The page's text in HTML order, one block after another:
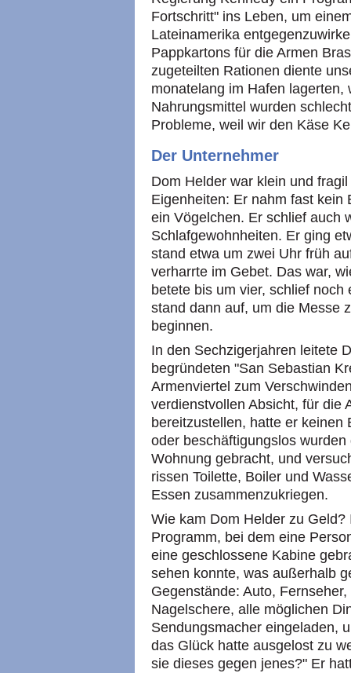
Fortschritt" ins Leben, um
Lateinamerika
Pappkartons für die Armen
zugeteilten Rationen diente
monatelang im Hafen lagerten,
Nahrungsmittel wurden
Probleme, weil wir den Käse
Der Unternehmer
Dom Helder war klein und
Eigenheiten: Er nahm fast kein
ein Vögelchen. Er schlief auch
Schlafgewohnheiten. Er ging
stand etwa um zwei Uhr früh
verharrte im Gebet. Das war,
betete bis um vier, schlief
stand dann auf, um die Messe
beginnen.
In den Sechzigerjahren leitete
begründeten "San Sebastian
Armenviertel zum
verdienstvollen Absicht, für die
bereitzustellen, hatte er
oder beschäftigungslos
Wohnung gebracht, und
rissen Toilette, Boiler und
Essen zusammenzukriegen.
Wie kam Dom Helder zu
Programm, bei dem eine
eine geschlossene Kabine
sehen konnte, was außerhalb
Gegenstände: Auto,
Nagelschere, alle möglichen
Sendungsmacher eingeladen,
das Glück hatte ausgelost zu
sie dieses gegen jenes?" Er